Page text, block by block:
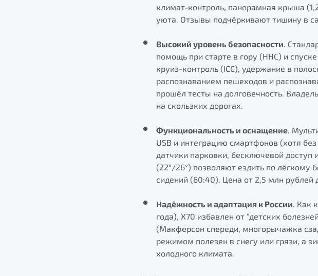
климат-контроль, панорамная крыша
уюта. Отзывы подчёркивают тишину в
Высокий уровень безопасности .
помощь при старте в гору (HHC) и
круиз-контроль (ICC), удержание в
распознаванием пешеходов и
прошёл тесты на долговечность.
на скользких дорогах.
Функциональность и оснащение .
USB и интеграцию смартфонов (хотя
датчики парковки, бесключевой доступ
(22°/26°) позволяют ездить по
сидений (60:40). Цена от 2,5 млн рублей
Надёжность и адаптация к России . Как
года), X70 избавлен от “детских
(Макферсон спереди, многорычажка
режимом полезен в снегу или грязи, а
холодного климата.